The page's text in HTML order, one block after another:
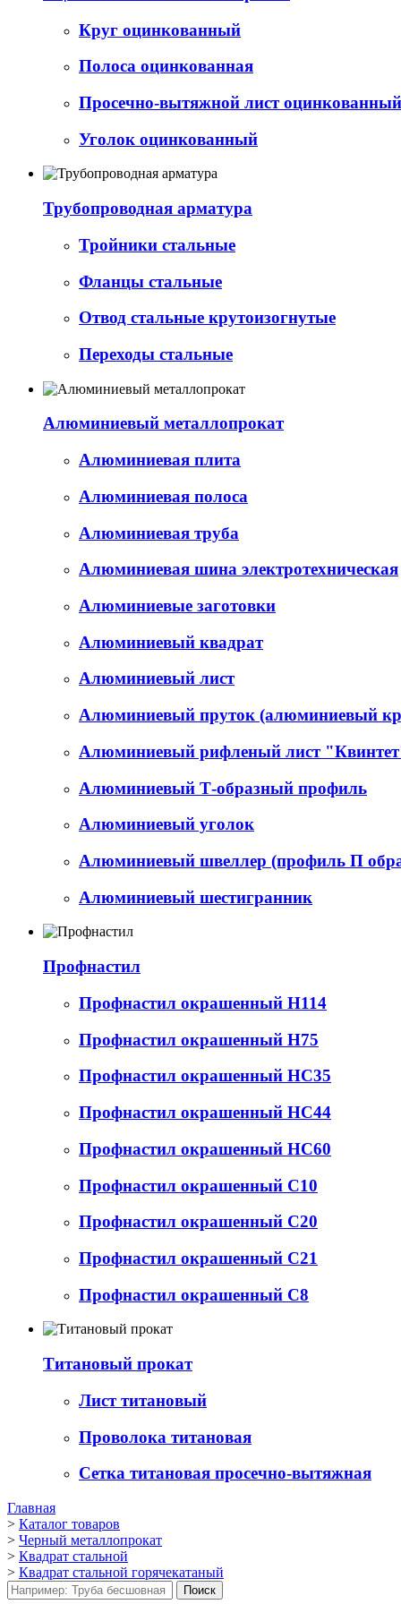
Круг оцинкованный
Полоса оцинкованная
Просечно-вытяжной лист
Уголок оцинкованный
Трубопроводная арматура
Тройники стальные
Фланцы стальные
Отвод стальные крутоизогнутые
Переходы стальные
Алюминиевый металлопрокат
Алюминиевая плита
Алюминиевая полоса
Алюминиевая труба
Алюминиевая шина электротехническая
Алюминиевые заготовки
Алюминиевый квадрат
Алюминиевый лист
Алюминиевый пруток (алюминиевый
Алюминиевый рифленый лист
Алюминиевый Т-образный профиль
Алюминиевый уголок
Алюминиевый швеллер (профиль П
Алюминиевый шестигранник
Профнастил
Профнастил окрашенный Н114
Профнастил окрашенный Н75
Профнастил окрашенный НС35
Профнастил окрашенный НС44
Профнастил окрашенный НС60
Профнастил окрашенный С10
Профнастил окрашенный С20
Профнастил окрашенный С21
Профнастил окрашенный С8
Титановый прокат
Лист титановый
Проволока титановая
Сетка титановая просечно-вытяжная
Главная
> Каталог товаров
> Черный металлопрокат
> Квадрат стальной
> Квадрат стальной горячекатаный